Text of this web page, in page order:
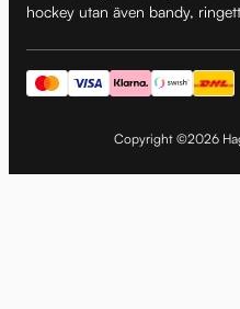
hockey utan även bandy,
Copyright ©2026